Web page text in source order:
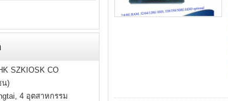
SZKIOSK CO
น)
4 อุตสาหกรรม